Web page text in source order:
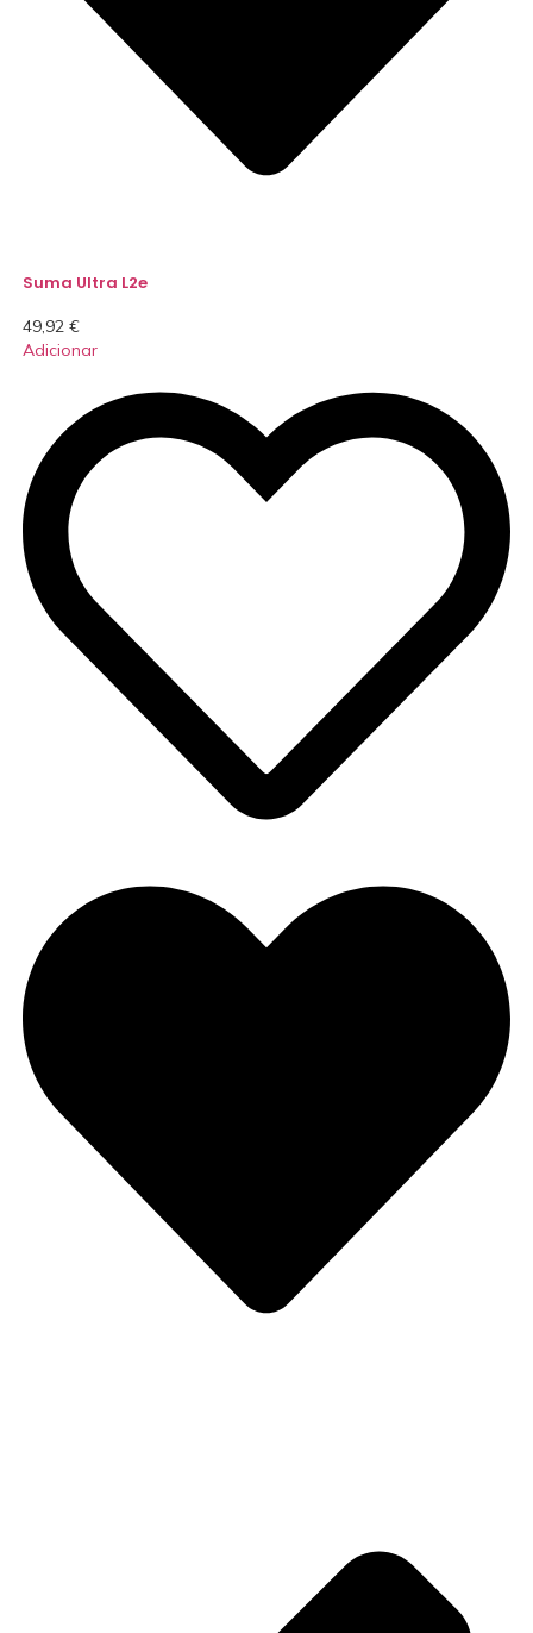
Suma Ultra L2e
49,92 €
Adicionar